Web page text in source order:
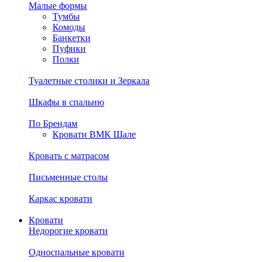
Малые формы
Тумбы
Комоды
Банкетки
Пуфики
Полки
Туалетные столики и Зеркала
Шкафы в спальню
По Брендам
Кровати ВМК Шале
Кровать с матрасом
Письменные столы
Каркас кровати
Кровати
Недорогие кровати
Односпальные кровати